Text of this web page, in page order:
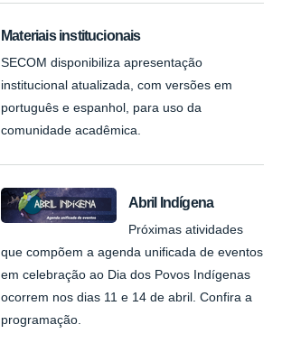
Materiais institucionais
SECOM disponibiliza apresentação
institucional atualizada, com versões em
português e espanhol, para uso da
comunidade acadêmica.
Abril Indígena
Próximas atividades
que compõem a agenda unificada de eventos
em celebração ao Dia dos Povos Indígenas
ocorrem nos dias 11 e 14 de abril. Confira a
programação.